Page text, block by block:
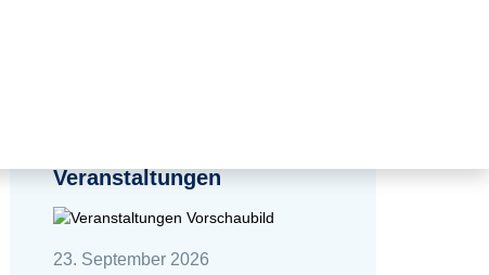
Veranstaltungen
23. September 2026